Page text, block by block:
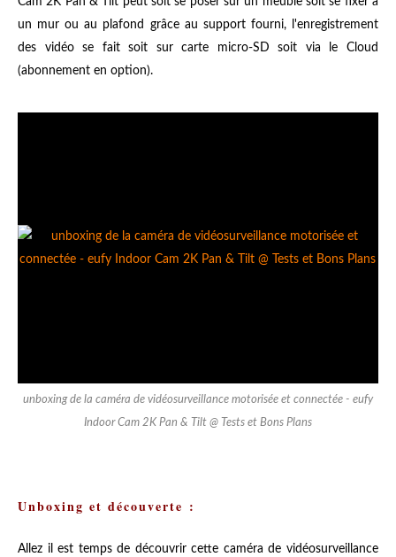
un mur ou au plafond grâce au support fourni, l'enregistrement
des vidéo se fait soit sur carte micro-SD soit via le Cloud
(abonnement en option).
unboxing de la caméra de vidéosurveillance motorisée et connectée - eufy
Indoor Cam 2K Pan & Tilt @ Tests et Bons Plans
Unboxing et découverte :
Allez il est temps de découvrir cette caméra de vidéosurveillance